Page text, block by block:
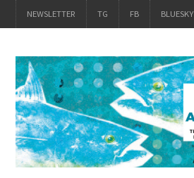
NEWSLETTER TG FB BLUESKY